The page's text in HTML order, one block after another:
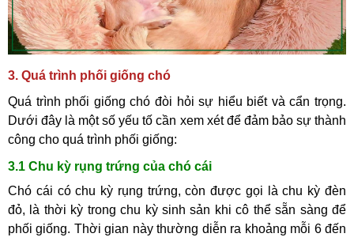
3. Quá trình phối giống chó
Quá trình phối giống chó đòi hỏi sự hiểu biết và cẩn trọng.
Dưới đây là một số yếu tố cần xem xét để đảm bảo sự thành
công cho quá trình phối giống:
3.1 Chu kỳ rụng trứng của chó cái
Chó cái có chu kỳ rụng trứng, còn được gọi là chu kỳ đèn
đỏ, là thời kỳ trong chu kỳ sinh sản khi cô thể sẵn sàng để
phối giống. Thời gian này thường diễn ra khoảng mỗi 6 đến